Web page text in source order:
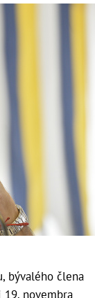
bývalého člena
novembra